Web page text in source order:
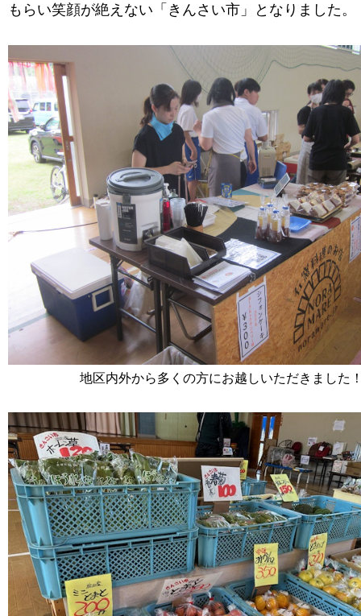
もらい笑顔が絶えない「きんさい市」となりました。
地区内外から多くの方にお越しいただきました